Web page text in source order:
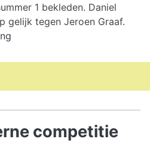
1 bekleden. Daniel
gelijk tegen Jeroen Graaf.
interne
competitie